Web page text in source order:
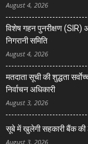
August 4, 2026
विशेष गहन पुनरीक्षण (SIR)
निगरानी समिति
August 4, 2026
मतदाता सूची की शुद्धता
निर्वाचन अधिकारी
August 3, 2026
सूबे में खुलेगी सहकारी बैंक की
August 3, 2026